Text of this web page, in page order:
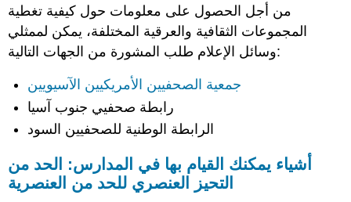
من أجل الحصول على معلومات حول كيفية تغطية
المجموعات الثقافية والعرقية المختلفة، يمكن لممثلي
وسائل الإعلام طلب المشورة من الجهات التالية:
جمعية الصحفيين الأمريكيين الآسيويين
رابطة صحفيي جنوب آسيا
الرابطة الوطنية للصحفيين السود
أشياء يمكنك القيام بها في المدارس: الحد من
التحيز العنصري للحد من العنصرية